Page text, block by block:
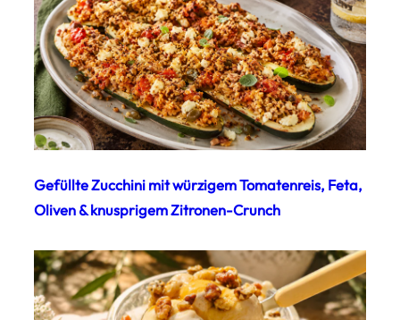
Gefüllte Zucchini mit würzigem Tomatenreis, Feta,
Oliven & knusprigem Zitronen-Crunch